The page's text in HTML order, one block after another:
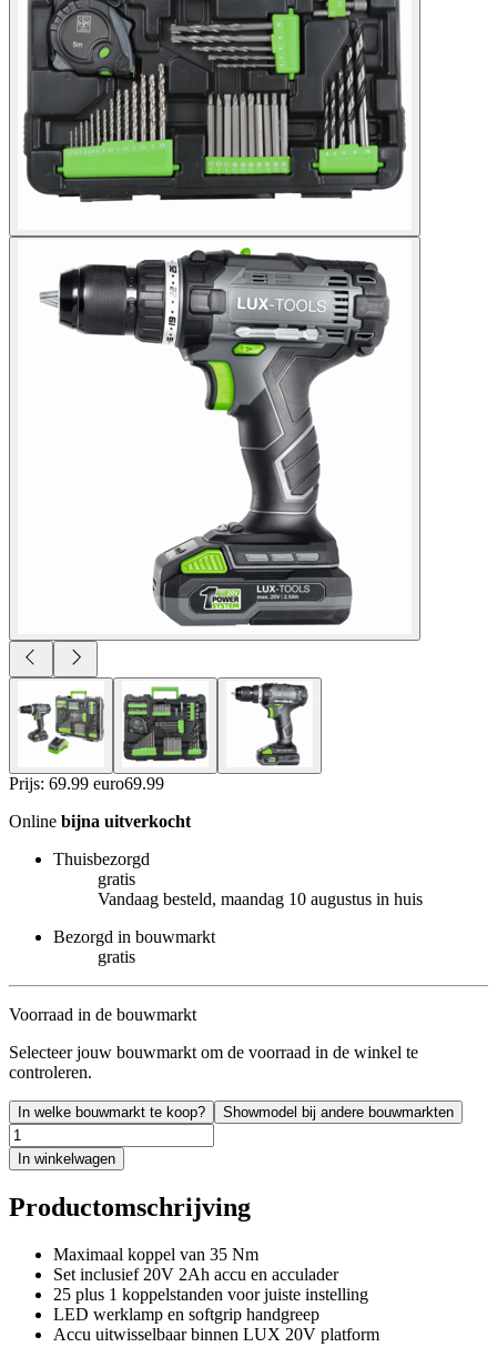
Prijs: 69.99 euro69.99
Online bijna uitverkocht
Thuisbezorgd
gratis
Vandaag besteld, maandag 10 augustus in huis
Bezorgd in bouwmarkt
gratis
Voorraad in de bouwmarkt
Selecteer jouw bouwmarkt om de voorraad in de winkel te
controleren.
In welke bouwmarkt te koop? Showmodel bij andere bouwmarkten
In winkelwagen
Productomschrijving
Maximaal koppel van 35 Nm
Set inclusief 20V 2Ah accu en acculader
25 plus 1 koppelstanden voor juiste instelling
LED werklamp en softgrip handgreep
Accu uitwisselbaar binnen LUX 20V platform